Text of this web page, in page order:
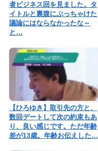
者ビジネス回を見ました。タ
イトルと裏腹にぶっちゃけた
議論にはならなかったな～
と…
【ひろゆき】取引先の方と、
数回デートして次の約束もあ
り、良い感じです。ただ年齢
差が13歳。年齢お伝えした…